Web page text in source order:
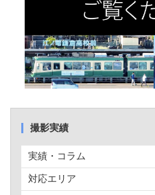
撮影実績
実績・コラム
対応エリア